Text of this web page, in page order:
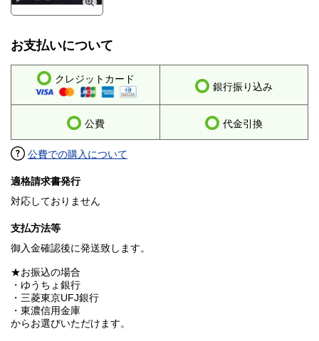
お支払いについて
クレジットカード
銀行振り込み
公費 代金引換
公費での購入について
適格請求書発行
対応しておりません
支払方法等
御入金確認後に発送致します。
★お振込の場合
・ゆうちょ銀行
・三菱東京UFJ銀行
・東濃信用金庫
からお選びいただけます。